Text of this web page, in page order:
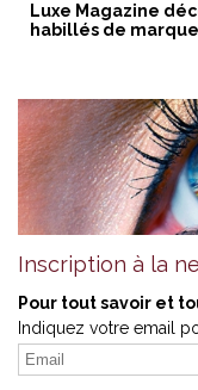
Luxe Magazine
habillés de
Inscription à la
Pour tout savoir et
Indiquez votre email